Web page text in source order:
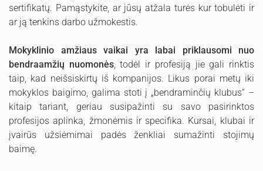
sertifikatų. Pamąstykite, ar jūsų atžala turės kur tobulėti ir
ar ją tenkins darbo užmokestis.
Mokyklinio amžiaus vaikai yra labai priklausomi nuo
bendraamžių nuomonės, todėl ir profesiją jie gali rinktis
taip, kad neišsiskirtų iš kompanijos. Likus porai metų iki
mokyklos baigimo, galima stoti į „bendraminčių klubus“ –
kitaip tariant, geriau susipažinti su savo pasirinktos
profesijos aplinka, žmonėmis ir specifika. Kursai, klubai ir
įvairūs užsiėmimai padės ženkliai sumažinti stojimų
baimę.